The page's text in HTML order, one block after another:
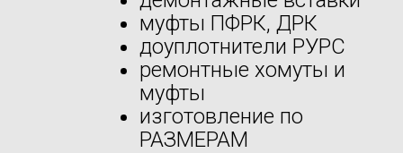
муфты ПФРК, ДРК
доуплотнители РУРС
ремонтные хомуты и
муфты
изготовление по
РАЗМЕРАМ